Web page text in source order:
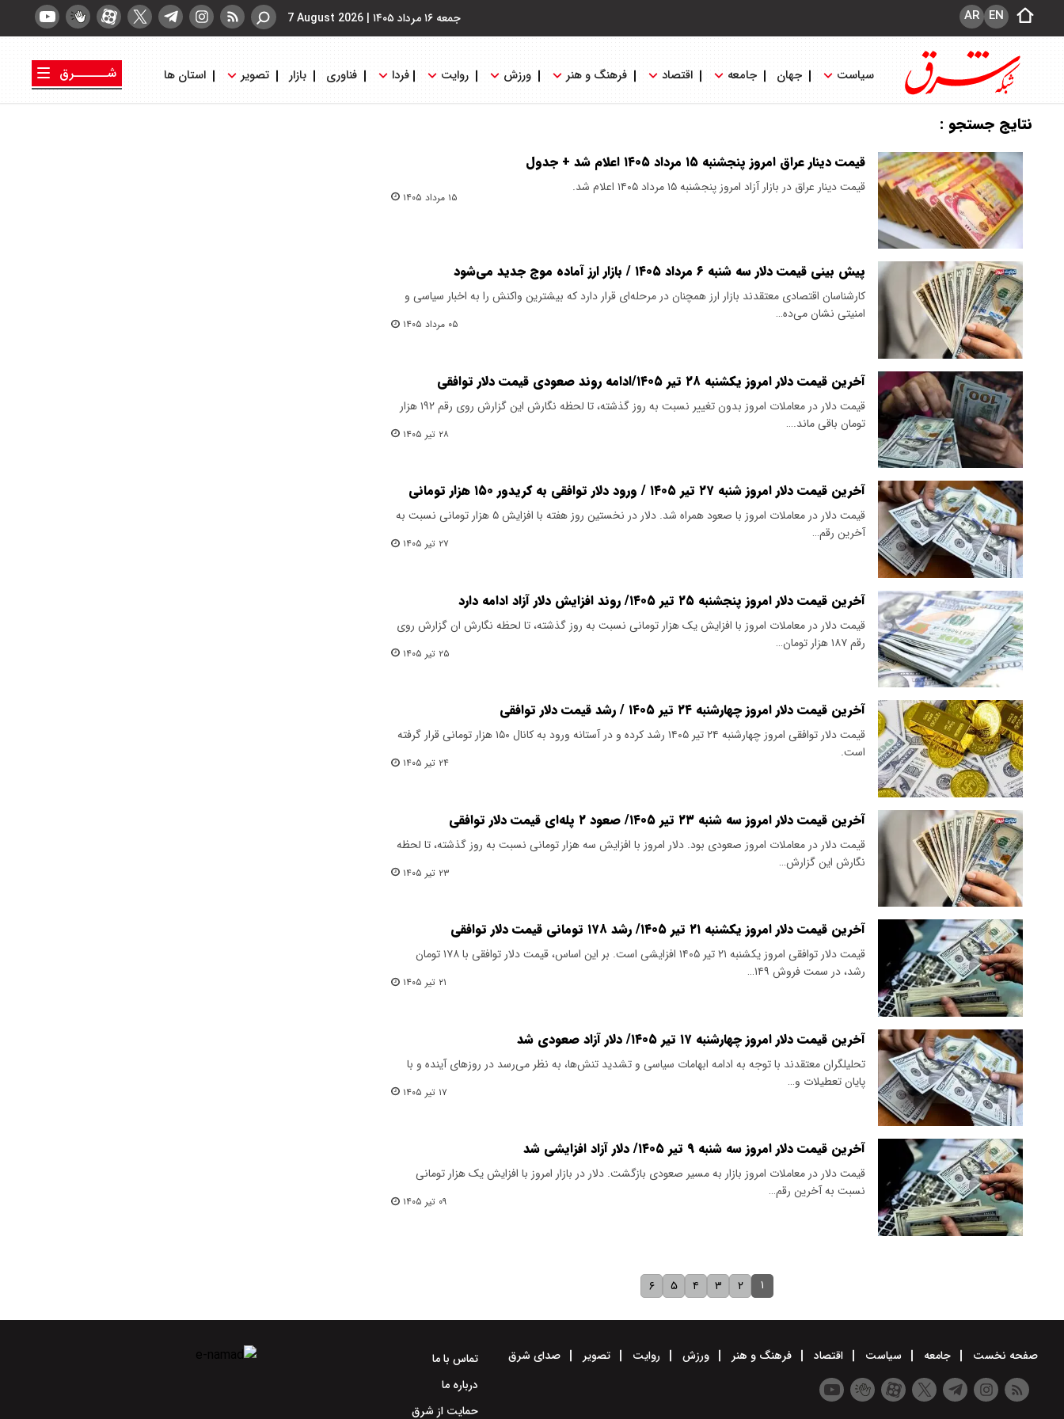
جمعه ۱۶ مرداد ۱۴۰۵ |
7 August 2026 EN
AR
سیاست جهان جامعه اقتصاد فرهنگ و هنر ورزش روایت فردا فناوری بازار تصویر استان ها
شــــــرق
نتایج جستجو :
قیمت دینار عراق امروز پنجشنبه ۱۵ مرداد ۱۴۰۵ اعلام شد + جدول
قیمت دینار عراق در بازار آزاد امروز پنجشنبه ۱۵ مرداد ۱۴۰۵ اعلام شد.
۱۵ مرداد ۱۴۰۵
پیش ‌بینی قیمت دلار سه شنبه ۶ مرداد ۱۴۰۵ / بازار ارز آماده موج جدید می‌شود
کارشناسان اقتصادی معتقدند بازار ارز همچنان در مرحله‌ای قرار دارد که بیشترین واکنش را به اخبار سیاسی و
امنیتی نشان می‌ده…
۰۵ مرداد ۱۴۰۵
آخرین قیمت دلار امروز یکشنبه ۲۸ تیر ۱۴۰۵/ادامه روند صعودی قیمت دلار توافقی
قیمت دلار در معاملات امروز بدون تغییر نسبت به روز گذشته، تا لحظه نگارش این گزارش روی رقم ۱۹۲ هزار
تومان باقی ماند.…
۲۸ تیر ۱۴۰۵
آخرین قیمت دلار امروز شنبه ۲۷ تیر ۱۴۰۵ / ورود دلار توافقی به کریدور ۱۵۰ هزار تومانی
قیمت دلار در معاملات امروز با صعود همراه شد. دلار در نخستین روز هفته با افزایش ۵ هزار تومانی نسبت به
آخرین رقم…
۲۷ تیر ۱۴۰۵
آخرین قیمت دلار امروز پنجشنبه ۲۵ تیر ۱۴۰۵/ روند افزایش دلار آزاد ادامه دارد
قیمت دلار در معاملات امروز با افزایش یک هزار تومانی نسبت به روز گذشته، تا لحظه نگارش ان گزارش روی
رقم ۱۸۷ هزار تومان…
۲۵ تیر ۱۴۰۵
آخرین قیمت دلار امروز چهارشنبه ۲۴ تیر ۱۴۰۵ / رشد قیمت دلار توافقی
قیمت دلار توافقی امروز چهار‌شنبه ۲۴ تیر ۱۴۰۵ رشد کرده و در آستانه ورود به کانال ۱۵۰ هزار تومانی قرار گرفته
است.
۲۴ تیر ۱۴۰۵
آخرین قیمت دلار امروز سه شنبه ۲۳ تیر ۱۴۰۵/ صعود ۲ پله‌ای قیمت دلار توافقی
قیمت دلار در معاملات امروز صعودی بود. دلار امروز با افزایش سه هزار تومانی نسبت به روز گذشته، تا لحظه
نگارش این گزارش…
۲۳ تیر ۱۴۰۵
آخرین قیمت دلار امروز یکشنبه ۲۱ تیر ۱۴۰۵/ رشد ۱۷۸ تومانی قیمت دلار توافقی
قیمت دلار توافقی امروز یکشنبه ۲۱ تیر ۱۴۰۵ افزایشی است. بر این اساس، قیمت دلار توافقی با ۱۷۸ تومان
رشد، در سمت فروش ۱۴۹…
۲۱ تیر ۱۴۰۵
آخرین قیمت دلار امروز چهارشنبه ۱۷ تیر ۱۴۰۵/ دلار آزاد صعودی شد
تحلیلگران معتقدند با توجه به ادامه ابهامات سیاسی و تشدید تنش‌ها، به نظر می‌رسد در روزهای آینده و با
پایان تعطیلات و…
۱۷ تیر ۱۴۰۵
آخرین قیمت دلار امروز سه شنبه ۹ تیر ۱۴۰۵/ دلار آزاد افزایشی شد
قیمت دلار در معاملات امروز بازار به مسیر صعودی بازگشت. دلار در بازار امروز با افزایش یک هزار تومانی
نسبت به آخرین رقم…
۰۹ تیر ۱۴۰۵
۱ ۲ ۳ ۴ ۵ ۶
صفحه نخست جامعه سیاست اقتصاد فرهنگ و هنر ورزش روایت تصویر صدای شرق
تماس با ما
درباره ما
حمایت از شرق